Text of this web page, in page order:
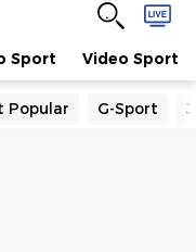
Sport Video Sport
Popular G-Sport